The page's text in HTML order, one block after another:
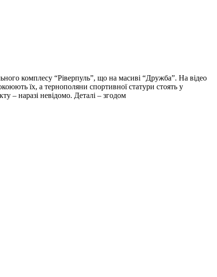
комплесу “Ріверпуль”, що на масиві “Дружба”. На відео
їх, а тернополяни спортивної статури стоять у
– наразі невідомо. Деталі – згодом